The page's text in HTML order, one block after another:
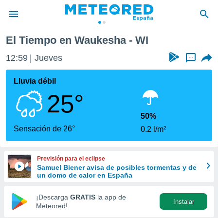
de
por
se
calidad.
a este
las
y
forma
digital
basada
El Tiempo en Waukesha - WI
12:59 Jueves ...
Lluvia débil
25°
Sensación de 26°
50%
0.2 l/m²
Previsión para el eclipse
Samuel Biener avisa de posibles tormentas y de
un domo de calor en España
¡Descarga GRATIS la app de
Meteored!
Instalar